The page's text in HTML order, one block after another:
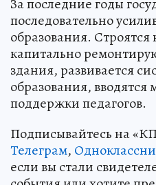
За последние годы
последовательно
образования.
капитально
здания, развивается
образования,
поддержки педагогов.
Подписывайтесь на
Телеграм,
если вы стали